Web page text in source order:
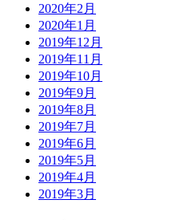
2020年2月
2020年1月
2019年12月
2019年11月
2019年10月
2019年9月
2019年8月
2019年7月
2019年6月
2019年5月
2019年4月
2019年3月